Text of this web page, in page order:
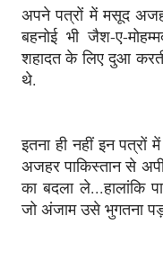
अपने पत्रों में मसूद
बहनोई भी जैश-ए-
शहादत के लिए दुआ करती
थे.
इतना ही नहीं इन
अजहर पाकिस्तान से
का बदला ले...हालांकि
जो अंजाम उसे भुगतना